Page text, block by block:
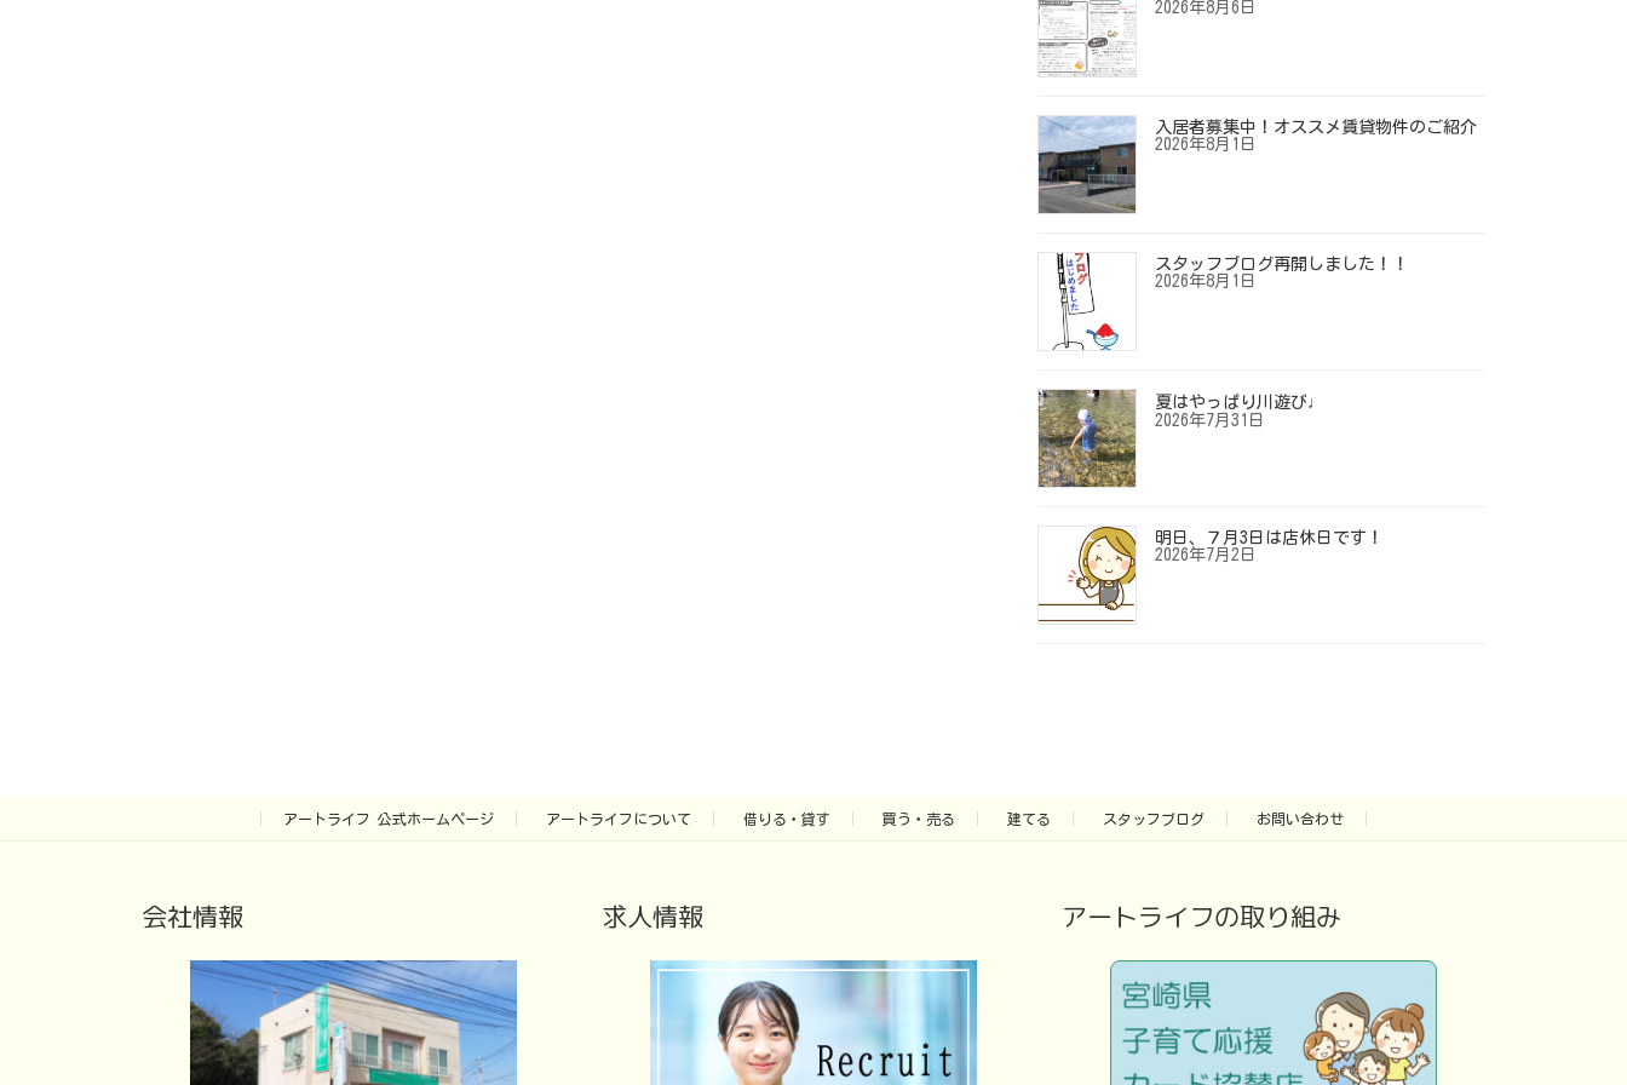
2026年8月6日
入居者募集中！オススメ賃貸物件のご紹介
2026年8月1日
スタッフブログ再開しました！！
2026年8月1日
夏はやっぱり川遊び♩
2026年7月31日
明日、７月3日は店休日です！
2026年7月2日
アートライフ 公式ホームページ アートライフについて 借りる・貸す 買う・売る 建てる スタッフブログ お問い合わせ
会社情報 求人情報 アートライフの取り組み